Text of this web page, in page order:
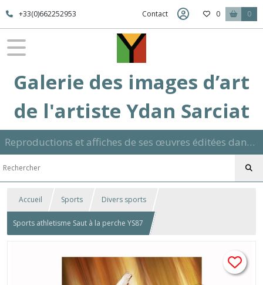
+33(0)662252953 Contact 0 0
Galerie des images d’art
de l'artiste Ydan Sarciat
Reproductions et affiches de ses œuvres éditées dans son atelier sur papier ou toile dans différents formats et signées manuscrite
Accueil Sports Divers sports
Sports athletisme Saut à la perche YS87